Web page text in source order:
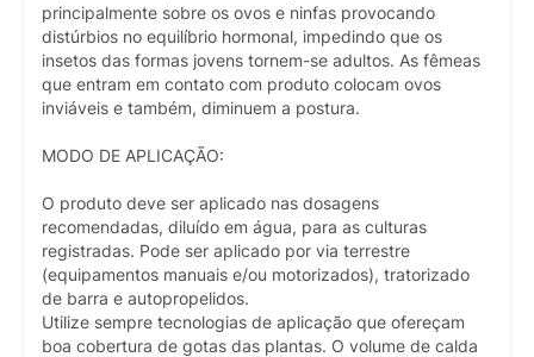
principalmente sobre os ovos e ninfas provocando
distúrbios no equilíbrio hormonal, impedindo que os
insetos das formas jovens tornem-se adultos. As fêmeas
que entram em contato com produto colocam ovos
inviáveis e também, diminuem a postura.
MODO DE APLICAÇÃO:
O produto deve ser aplicado nas dosagens
recomendadas, diluído em água, para as culturas
registradas. Pode ser aplicado por via terrestre
(equipamentos manuais e/ou motorizados), tratorizado
de barra e autopropelidos.
Utilize sempre tecnologias de aplicação que ofereçam
boa cobertura de gotas das plantas. O volume de calda